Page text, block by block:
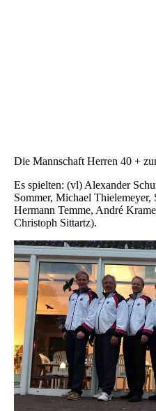
Die Mannschaft Herren 40 +
Es spielten: (vl) Alexander
Sommer, Michael Thielemeyer,
Hermann Temme, André
Christoph Sittartz).